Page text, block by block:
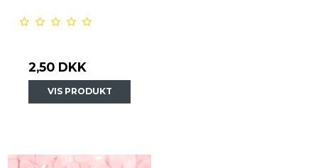
2,50 DKK
VIS PRODUKT